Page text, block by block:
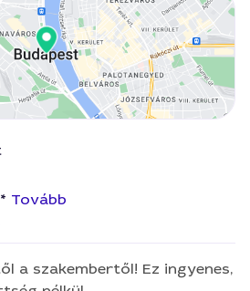
Tovább
a szakembertől! Ez ingyenes,